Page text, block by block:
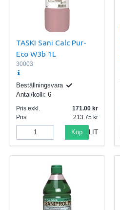
TASKI Sani Calc Pur-
Eco W3b 1L
30003
Beställningsvara
Antal/kolli: 6
Pris exkl.
171.00
Pris
213.75
Köp LIT